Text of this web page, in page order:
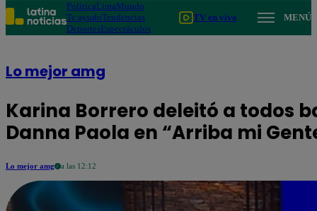
PolíticaLimaMundo
Te ayudoTendencias
DeportesEspectáculos
TV en vivo MENÚ
Lo mejor amg
Karina Borrero deleitó a todos
Danna Paola en “Arriba mi
Lo mejor amg a las 12:12